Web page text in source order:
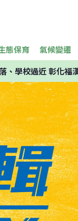
態保育 氣候變遷
、學校過近 彰化福